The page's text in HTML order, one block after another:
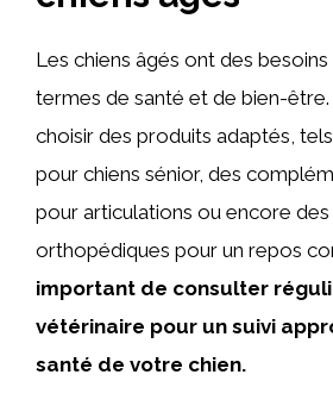
Les chiens âgés ont des
termes de santé et de bien-être.
choisir des produits adaptés,
pour chiens sénior, des
pour articulations ou encore des
orthopédiques pour un repos
important de consulter
vétérinaire pour un suivi
santé de votre chien.